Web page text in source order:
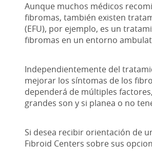
Aunque muchos médicos
fibromas, también existen
(EFU), por ejemplo, es un
fibromas en un entorno
Independientemente del
mejorar los síntomas de los
dependerá de múltiples
grandes son y si planea o no
Si desea recibir orientación de
Fibroid Centers sobre sus